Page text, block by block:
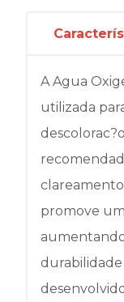
A Agua
utilizada
promove